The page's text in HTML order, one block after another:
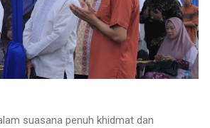
suasana penuh khidmat dan